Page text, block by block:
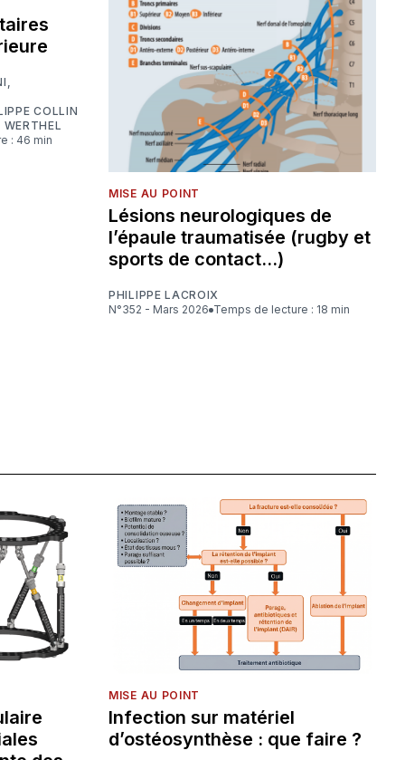
,
COLLIN
: 46 min
MISE AU POINT
Lésions neurologiques de
l’épaule traumatisée (rugby et
sports de contact…)
PHILIPPE LACROIX
N°352 - Mars 2026
Temps de lecture : 18 min
MISE AU POINT
Infection sur matériel
d’ostéosynthèse : que faire ?